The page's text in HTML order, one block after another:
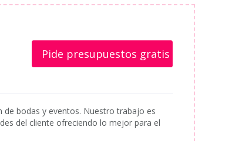
Pide presupuestos gratis
de bodas y eventos. Nuestro trabajo es
del cliente ofreciendo lo mejor para el